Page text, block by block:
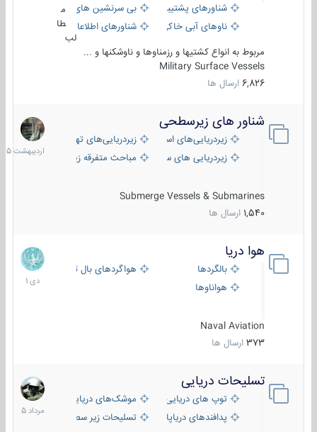
شناورهای پشتیبانی
بی سرنشین های دریایی
ناوهای آبی خاکی و نیروبرشناورهای اطلاعاتی و جاسوسی
طا
لب
مربوط به انواع کشتیها و رزمناوها و ناوشکنها و ...
Military Surface Vessels
6,826 ارسال ها
شناور های زیرسطحی
زیردریایی‌های استراتژیکزیردریایی‌های تهاجمی
زیردریایی های سبک
مباحث متفرقه زیرسطحی
Submerge Vessels & Submarines
1,540 ارسال ها
31
1405
هوا دریا
بالگردها
هواگردهای بال ثابت
هواناوها
Naval Aviation
373 ارسال ها
12
دی
1401
تسلیحات دریایی
توپ های دریایی
موشک‌های دریایی
پدافندهای دریاپایه
تسلیحات زیر سطحی
2
مرداد
1405